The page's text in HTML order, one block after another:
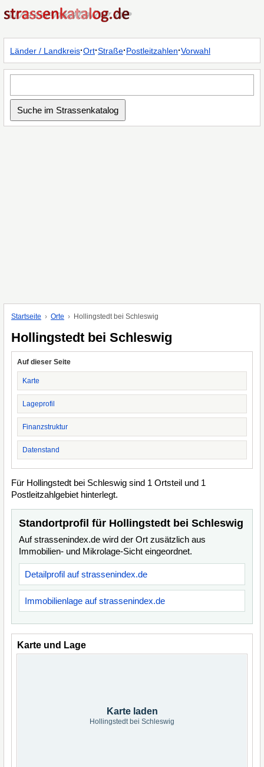
Länder / Landkreis·Ort·Straße·Postleitzahlen·Vorwahl
Startseite Orte Hollingstedt bei Schleswig
Hollingstedt bei Schleswig
Auf dieser Seite
Karte
Lageprofil
Finanzstruktur
Datenstand
Für Hollingstedt bei Schleswig sind 1 Ortsteil und 1
Postleitzahlgebiet hinterlegt.
Standortprofil für Hollingstedt bei Schleswig
Auf strassenindex.de wird der Ort zusätzlich aus
Immobilien- und Mikrolage-Sicht eingeordnet.
Detailprofil auf strassenindex.de
Immobilienlage auf strassenindex.de
Karte und Lage
Karte laden
Hollingstedt bei Schleswig